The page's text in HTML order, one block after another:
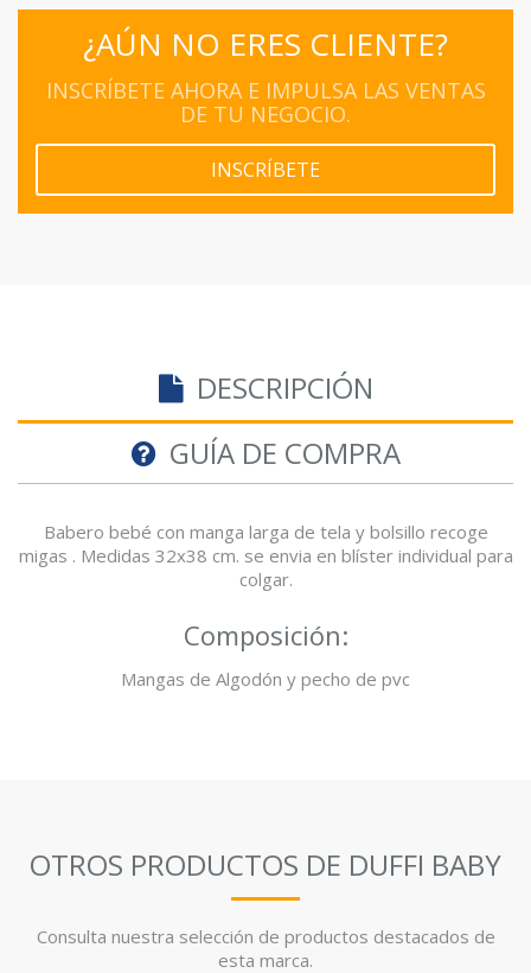
¿AÚN NO ERES CLIENTE?
INSCRÍBETE AHORA E IMPULSA LAS VENTAS
DE TU NEGOCIO.
INSCRÍBETE
DESCRIPCIÓN
GUÍA DE COMPRA
Babero bebé con manga larga de tela y bolsillo recoge
migas . Medidas 32x38 cm. se envia en blíster individual para
colgar.
Composición:
Mangas de Algodón y pecho de pvc
OTROS PRODUCTOS DE DUFFI BABY
Consulta nuestra selección de productos destacados de
esta marca.